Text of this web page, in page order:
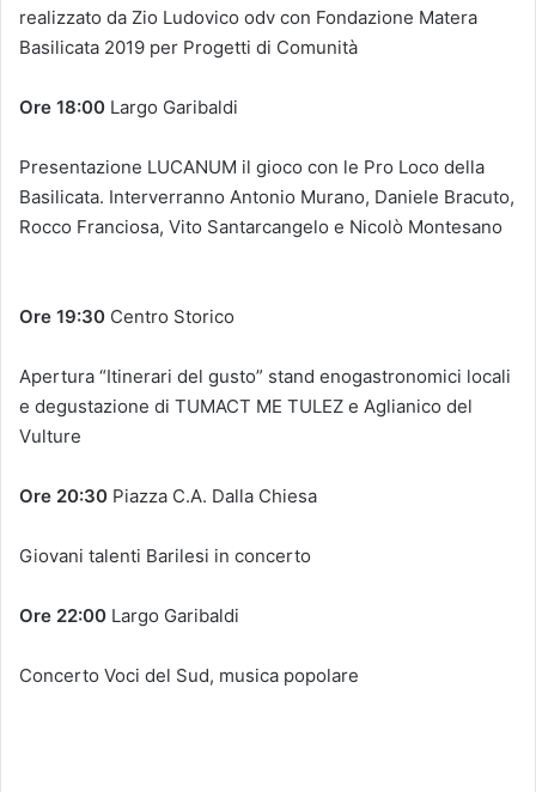
realizzato da Zio Ludovico odv con Fondazione Matera
Basilicata 2019 per Progetti di Comunità
Ore 18:00 Largo Garibaldi
Presentazione LUCANUM il gioco con le Pro Loco della
Basilicata. Interverranno Antonio Murano, Daniele Bracuto,
Rocco Franciosa, Vito Santarcangelo e Nicolò Montesano
Ore 19:30 Centro Storico
Apertura “Itinerari del gusto” stand enogastronomici locali
e degustazione di TUMACT ME TULEZ e Aglianico del
Vulture
Ore 20:30 Piazza C.A. Dalla Chiesa
Giovani talenti Barilesi in concerto
Ore 22:00 Largo Garibaldi
Concerto Voci del Sud, musica popolare